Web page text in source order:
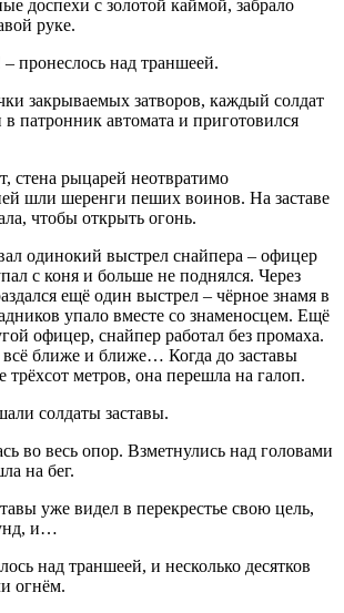
доспехи с золотой каймой, забрало
руке.
пронеслось над траншеей.
закрываемых затворов, каждый солдат
в патронник автомата и приготовился
стена рыцарей неотвратимо
шли шеренги пеших воинов. На заставе
чтобы открыть огонь.
одинокий выстрел снайпера – офицер
с коня и больше не поднялся. Через
ещё один выстрел – чёрное знамя в
упало вместе со знаменосцем. Ещё
офицер, снайпер работал без промаха.
ближе и ближе… Когда до заставы
трёхсот метров, она перешла на галоп.
солдаты заставы.
во весь опор. Взметнулись над головами
на бег.
уже видел в перекрестье свою цель,
и…
над траншеей, и несколько десятков
огнём.